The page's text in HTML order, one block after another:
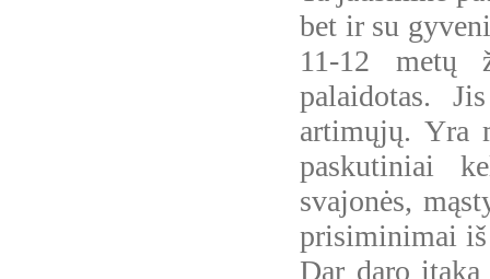
bet ir su
11-12 metų
palaidotas.
artimųjų. Yra
paskutiniai
svajonės,
prisiminimai
Dar daro